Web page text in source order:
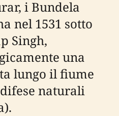
i Bundela
nel 1531 sotto
Singh,
una
lungo il fiume
naturali